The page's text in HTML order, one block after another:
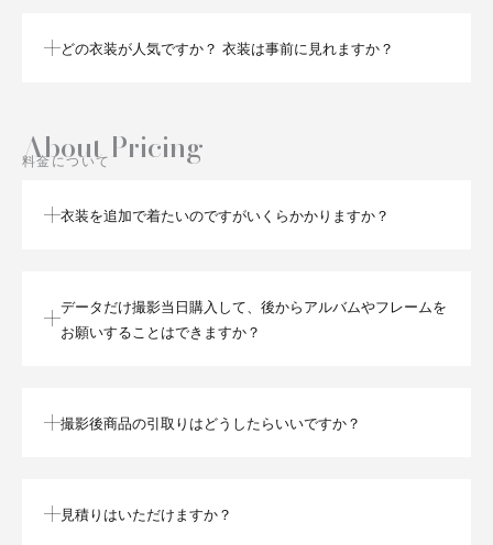
どの衣装が人気ですか？ 衣装は事前に見れますか？
About Pricing
料金について
衣装を追加で着たいのですがいくらかかりますか？
データだけ撮影当日購入して、後からアルバムやフレームを
お願いすることはできますか？
撮影後商品の引取りはどうしたらいいですか？
見積りはいただけますか？